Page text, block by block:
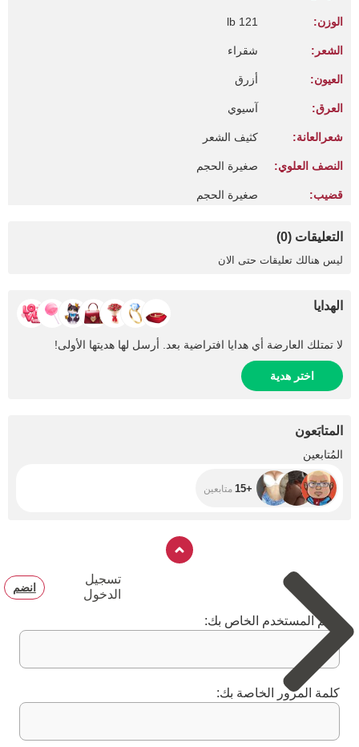
الوزن: 121 lb
الشعر: شقراء
العيون: أزرق
العرق: آسيوي
شعرالعانة: كثيف الشعر
النصف العلوي: صغيرة الحجم
قضيب: صغيرة الحجم
التعليقات (0)
ليس هنالك تعليقات حتى الان
الهدايا
لا تمتلك العارضة أي هدايا افتراضية بعد. أرسل لها هديتها الأولى!
اختر هدية
المتابَعون
المُتابعين
+15 متابعين
تسجيل
الدخول
انضم
اسم المستخدم الخاص بك:
كلمة المرور الخاصة بك: